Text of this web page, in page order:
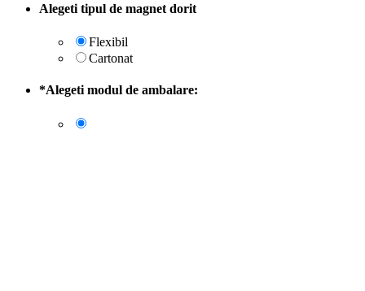
Alegeti tipul de magnet dorit
Flexibil
Cartonat
*Alegeti modul de ambalare: